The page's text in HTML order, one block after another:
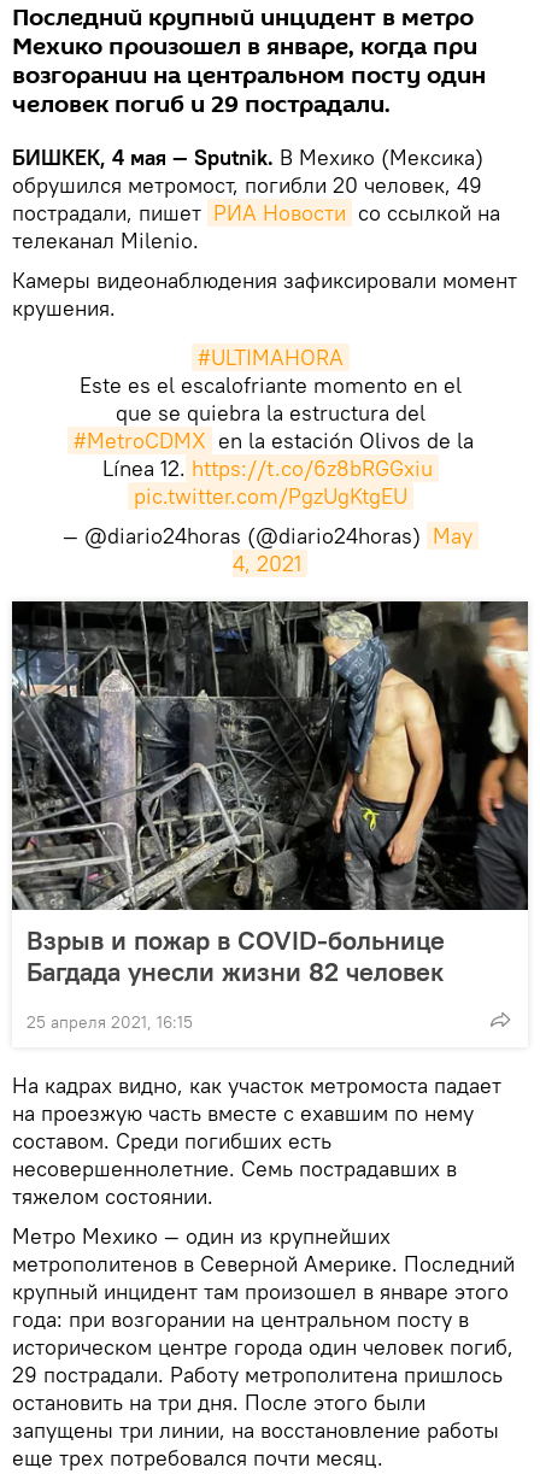
Последний крупный инцидент в метро
Мехико произошел в январе, когда при
возгорании на центральном посту один
человек погиб и 29 пострадали.
БИШКЕК, 4 мая — Sputnik. В Мехико (Мексика)
обрушился метромост, погибли 20 человек, 49
пострадали, пишет РИА Новости со ссылкой на
телеканал Milenio.
Камеры видеонаблюдения зафиксировали момент
крушения.
#ULTIMAHORA
Este es el escalofriante momento en el
que se quiebra la estructura del
#MetroCDMX en la estación Olivos de la
Línea 12. https://t.co/6z8bRGGxiu
pic.twitter.com/PgzUgKtgEU
— @diario24horas (@diario24horas) May
4, 2021
Взрыв и пожар в COVID-больнице
Багдада унесли жизни 82 человек
25 апреля 2021, 16:15
​На кадрах видно, как участок метромоста падает
на проезжую часть вместе с ехавшим по нему
составом. Среди погибших есть
несовершеннолетние. Семь пострадавших в
тяжелом состоянии.
Метро Мехико — один из крупнейших
метрополитенов в Северной Америке. Последний
крупный инцидент там произошел в январе этого
года: при возгорании на центральном посту в
историческом центре города один человек погиб,
29 пострадали. Работу метрополитена пришлось
остановить на три дня. После этого были
запущены три линии, на восстановление работы
еще трех потребовался почти месяц.